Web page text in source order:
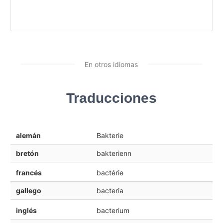
En otros idiomas
Traducciones
alemán Bakterie
bretón bakterienn
francés bactérie
gallego bacteria
inglés bacterium